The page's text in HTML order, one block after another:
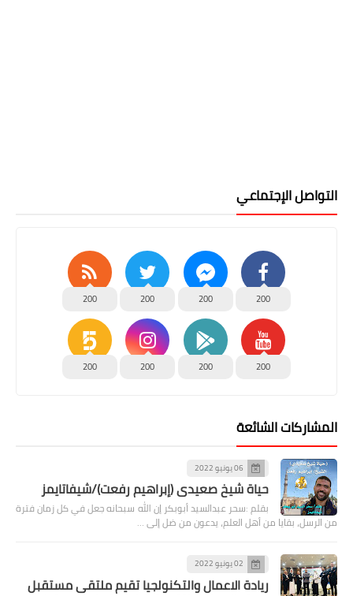
التواصل الإجتماعي
200
200
200
200
200
200
200
200
المشاركات الشائعة
06 يونيو 2022
حياة شيخ صعيدى (إبراهيم رفعت)/شيفاتايمز
بقلم :سحر عبدالسيد أبوبكر إن الله سبحانه جعل في كل زمان فترة
من الرسل، بقايا من أهل العلم، يدعون من ضل إلى …
02 يونيو 2022
ريادة الاعمال والتكنولجيا تقيم ملتقى مستقبل